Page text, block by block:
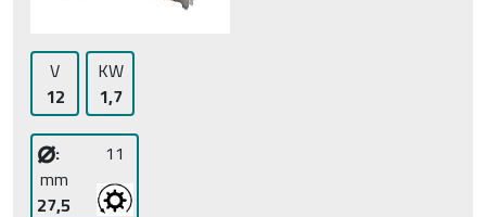
V
12
KW
1,7
⌀:
mm
27,5
11